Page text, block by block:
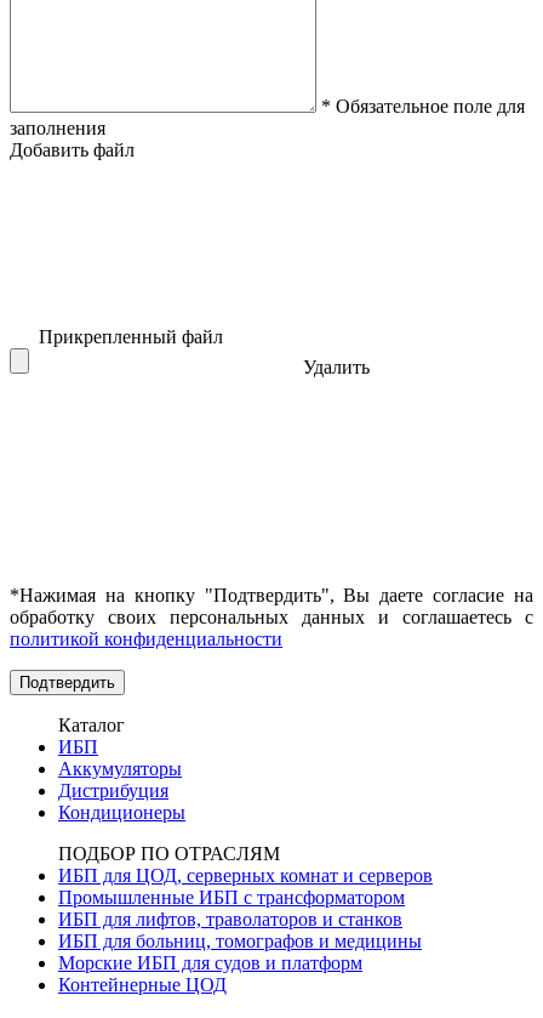
* Обязательное поле для
заполнения
Добавить файл
Прикрепленный файл
Удалить
*Нажимая на кнопку "Подтвердить", Вы даете согласие на
обработку своих персональных данных и соглашаетесь с
политикой конфиденциальности
Каталог
ИБП
Аккумуляторы
Дистрибуция
Кондиционеры
ПОДБОР ПО ОТРАСЛЯМ
ИБП для ЦОД, серверных комнат и серверов
Промышленные ИБП с трансформатором
ИБП для лифтов, траволаторов и станков
ИБП для больниц, томографов и медицины
Морские ИБП для судов и платформ
Контейнерные ЦОД